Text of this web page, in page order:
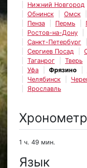
Нижний Новгород
Обнинск
Омск
Пенза
Пермь
Ростов-на-Дону
Санкт-Петербург
Сергиев Посад
Таганрог
Тверь
Уфа
Фрязино
Челябинск
Ярославль
1 ч. 49 мин.
Язык